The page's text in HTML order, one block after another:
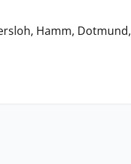
Hamm, Dotmund,